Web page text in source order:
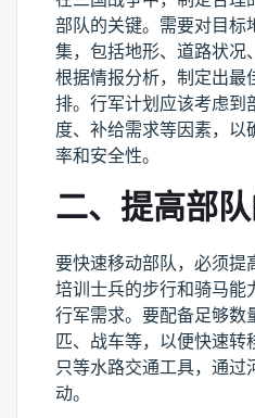
部队的关键。需要对目标
集，包括地形、道路状况
根据情报分析，制定出最
排。行军计划应该考虑到
度、补给需求等因素，以
率和安全性。
二、提高部
要快速移动部队，必须提
培训士兵的步行和骑马能
行军需求。要配备足够数
匹、战车等，以便快速
只等水路交通工具，通
动。